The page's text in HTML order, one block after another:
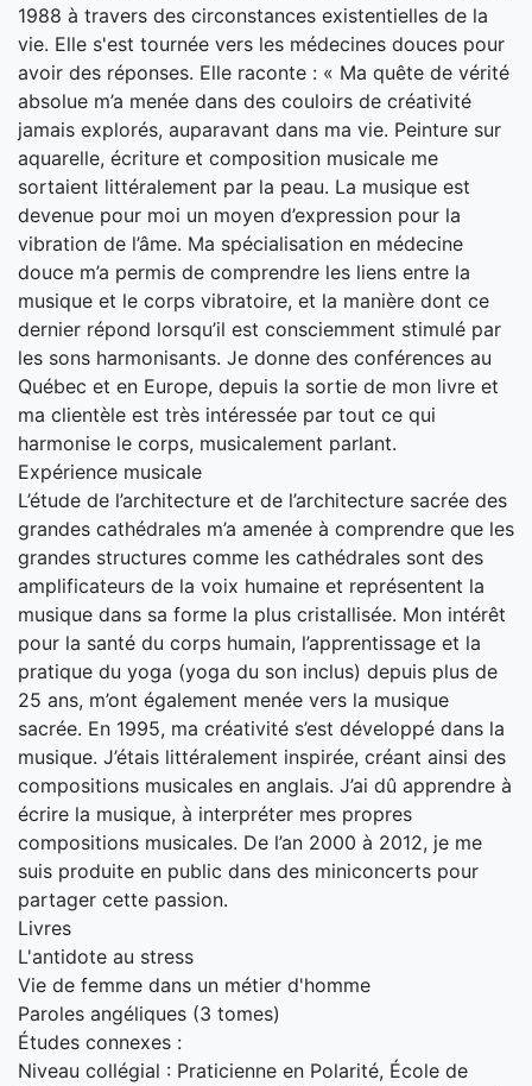
1988 à travers des circonstances existentielles de la
vie. Elle s'est tournée vers les médecines douces pour
avoir des réponses. Elle raconte : « Ma quête de vérité
absolue m’a menée dans des couloirs de créativité
jamais explorés, auparavant dans ma vie. Peinture sur
aquarelle, écriture et composition musicale me
sortaient littéralement par la peau. La musique est
devenue pour moi un moyen d’expression pour la
vibration de l’âme. Ma spécialisation en médecine
douce m’a permis de comprendre les liens entre la
musique et le corps vibratoire, et la manière dont ce
dernier répond lorsqu’il est consciemment stimulé par
les sons harmonisants. Je donne des conférences au
Québec et en Europe, depuis la sortie de mon livre et
ma clientèle est très intéressée par tout ce qui
harmonise le corps, musicalement parlant.
Expérience musicale
L’étude de l’architecture et de l’architecture sacrée des
grandes cathédrales m’a amenée à comprendre que les
grandes structures comme les cathédrales sont des
amplificateurs de la voix humaine et représentent la
musique dans sa forme la plus cristallisée. Mon intérêt
pour la santé du corps humain, l’apprentissage et la
pratique du yoga (yoga du son inclus) depuis plus de
25 ans, m’ont également menée vers la musique
sacrée. En 1995, ma créativité s’est développé dans la
musique. J’étais littéralement inspirée, créant ainsi des
compositions musicales en anglais. J’ai dû apprendre à
écrire la musique, à interpréter mes propres
compositions musicales. De l’an 2000 à 2012, je me
suis produite en public dans des miniconcerts pour
partager cette passion.
Livres
L'antidote au stress
Vie de femme dans un métier d'homme
Paroles angéliques (3 tomes)
Études connexes :
Niveau collégial : Praticienne en Polarité, École de